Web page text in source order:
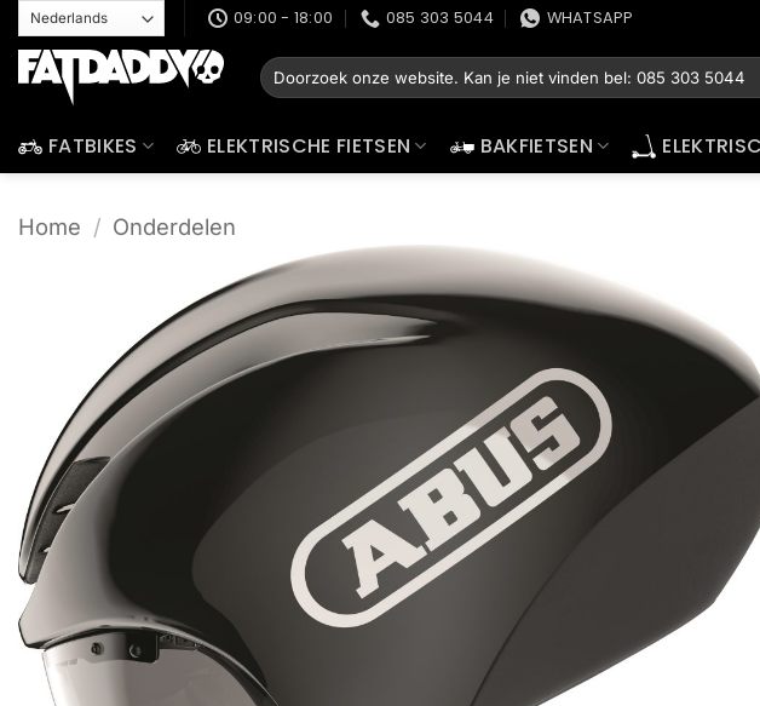
naar
inhoud
09:00 - 18:00 085 303 5044 WHATSAPP
Zoeken
naar:
FATBIKES ELEKTRISCHE FIETSEN BAKFIETSEN
Home / Onderdelen